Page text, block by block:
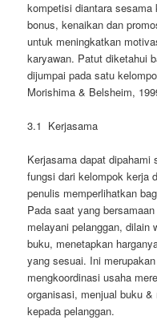
kompetisi diantara
bonus, kenaikan dan
untuk meningkatkan
karyawan. Patut diketahui
dijumpai pada satu
Morishima & Belsheim,
3.1 Kerjasama
Kerjasama dapat dipahami
fungsi dari kelompok kerja
penulis memperlihatkan
Pada saat yang
melayani pelanggan,
buku, menetapkan
yang sesuai. Ini
mengkoordinasi usaha
organisasi, menjual buku
kepada pelanggan.